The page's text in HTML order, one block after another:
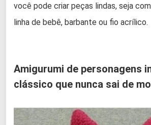
você pode criar peças lindas, seja
linha de bebê, barbante ou fio acrílico.
Amigurumi de personagens
clássico que nunca sai de